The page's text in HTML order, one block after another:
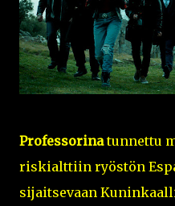
Professorinatunnettu
riskialttiin ryöstön
sijaitsevaan